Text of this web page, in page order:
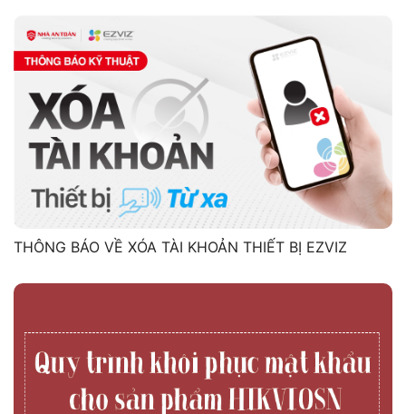
THÔNG BÁO VỀ XÓA TÀI KHOẢN THIẾT BỊ EZVIZ